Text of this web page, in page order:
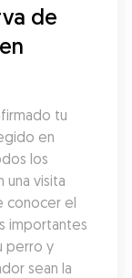
de
tu
en
los
visita
conocer el
importantes
perro y
sean la